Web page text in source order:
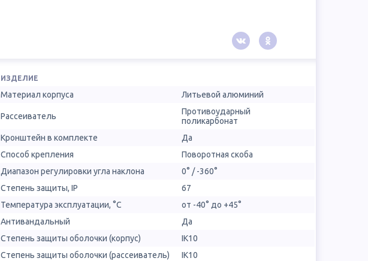
ИЗДЕЛИЕ
Материал корпуса Литьевой алюминий
Рассеиватель
Противоударный
поликарбонат
Кронштейн в комплекте
Да
Способ крепления
Поворотная скоба
Диапазон регулировки угла наклона
0° / -360°
Степень защиты, IP
67
Температура эксплуатации, °С
от -40° до +45°
Антивандальный
Да
Степень защиты оболочки (корпус)
IK10
Степень защиты оболочки (рассеиватель)
IK10